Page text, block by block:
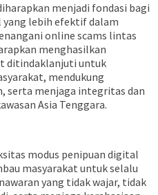
menjadi fondasi bagi
yang lebih efektif dalam
online scams lintas
menghasilkan
ditindaklanjuti untuk
mendukung
serta menjaga integritas dan
Asia Tenggara.
modus penipuan digital
masyarakat untuk selalu
yang tidak wajar, tidak